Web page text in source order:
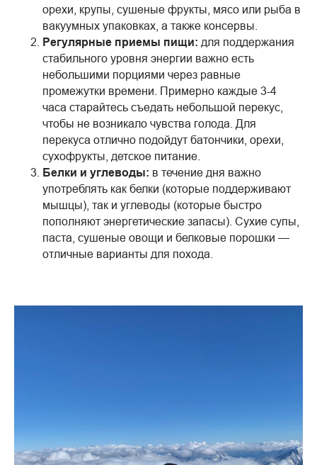
орехи, крупы, сушеные фрукты, мясо или рыба в
вакуумных упаковках, а также консервы.
Регулярные приемы пищи: для поддержания
стабильного уровня энергии важно есть
небольшими порциями через равные
промежутки времени. Примерно каждые 3-4
часа старайтесь съедать небольшой перекус,
чтобы не возникало чувства голода. Для
перекуса отлично подойдут батончики, орехи,
сухофрукты, детское питание.
Белки и углеводы: в течение дня важно
употреблять как белки (которые поддерживают
мышцы), так и углеводы (которые быстро
пополняют энергетические запасы). Сухие супы,
паста, сушеные овощи и белковые порошки —
отличные варианты для похода.